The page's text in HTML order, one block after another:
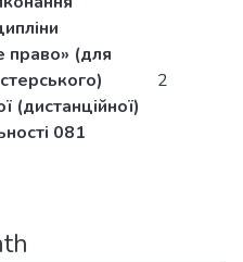
право» (для
(дистанційної)
081
2